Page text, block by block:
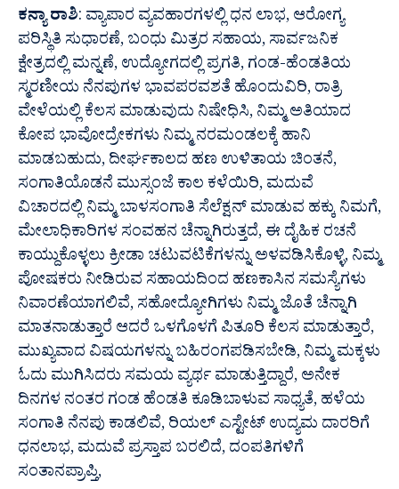
ಕನ್ಯಾ ರಾಶಿ: ವ್ಯಾಪಾರ ವ್ಯವಹಾರಗಳಲ್ಲಿ ಧನ ಲಾಭ, ಆರೋಗ್ಯ
ಪರಿಸ್ಥಿತಿ ಸುಧಾರಣೆ, ಬಂಧು ಮಿತ್ರರ ಸಹಾಯ, ಸಾರ್ವಜನಿಕ
ಕ್ಷೇತ್ರದಲ್ಲಿ ಮನ್ನಣೆ, ಉದ್ಯೋಗದಲ್ಲಿ ಪ್ರಗತಿ, ಗಂಡ-ಹೆಂಡತಿಯ
ಸ್ಮರಣೀಯ ನೆನಪುಗಳ ಭಾವಪರವಶತೆ ಹೊಂದುವಿರಿ, ರಾತ್ರಿ
ವೇಳೆಯಲ್ಲಿ ಕೆಲಸ ಮಾಡುವುದು ನಿಷೇಧಿಸಿ, ನಿಮ್ಮ ಅತಿಯಾದ
ಕೋಪ ಭಾವೋದ್ರೇಕಗಳು ನಿಮ್ಮ ನರಮಂಡಲಕ್ಕೆ ಹಾನಿ
ಮಾಡಬಹುದು, ದೀರ್ಘಕಾಲದ ಹಣ ಉಳಿತಾಯ ಚಿಂತನೆ,
ಸಂಗಾತಿಯೊಡನೆ ಮುಸ್ಸಂಜೆ ಕಾಲ ಕಳೆಯಿರಿ, ಮದುವೆ
ವಿಚಾರದಲ್ಲಿ ನಿಮ್ಮ ಬಾಳಸಂಗಾತಿ ಸೆಲೆಕ್ಷನ್ ಮಾಡುವ ಹಕ್ಕು ನಿಮಗೆ,
ಮೇಲಾಧಿಕಾರಿಗಳ ಸಂವಹನ ಚೆನ್ನಾಗಿರುತ್ತದೆ, ಈ ದೈಹಿಕ ರಚನೆ
ಕಾಯ್ದುಕೊಳ್ಳಲು ಕ್ರೀಡಾ ಚಟುವಟಿಕೆಗಳನ್ನು ಅಳವಡಿಸಿಕೊಳ್ಳಿ, ನಿಮ್ಮ
ಪೋಷಕರು ನೀಡಿರುವ ಸಹಾಯದಿಂದ ಹಣಕಾಸಿನ ಸಮಸ್ಯೆಗಳು
ನಿವಾರಣೆಯಾಗಲಿವೆ, ಸಹೋದ್ಯೋಗಿಗಳು ನಿಮ್ಮ ಜೊತೆ ಚೆನ್ನಾಗಿ
ಮಾತನಾಡುತ್ತಾರೆ ಆದರೆ ಒಳಗೊಳಗೆ ಪಿತೂರಿ ಕೆಲಸ ಮಾಡುತ್ತಾರೆ,
ಮುಖ್ಯವಾದ ವಿಷಯಗಳನ್ನು ಬಹಿರಂಗಪಡಿಸಬೇಡಿ, ನಿಮ್ಮ ಮಕ್ಕಳು
ಓದು ಮುಗಿಸಿದರು ಸಮಯ ವ್ಯರ್ಥ ಮಾಡುತ್ತಿದ್ದಾರೆ, ಅನೇಕ
ದಿನಗಳ ನಂತರ ಗಂಡ ಹೆಂಡತಿ ಕೂಡಿಬಾಳುವ ಸಾಧ್ಯತೆ, ಹಳೆಯ
ಸಂಗಾತಿ ನೆನಪು ಕಾಡಲಿವೆ, ರಿಯಲ್ ಎಸ್ಟೇಟ್ ಉದ್ಯಮ ದಾರರಿಗೆ
ಧನಲಾಭ, ಮದುವೆ ಪ್ರಸ್ತಾಪ ಬರಲಿದೆ, ದಂಪತಿಗಳಿಗೆ
ಸಂತಾನಪ್ರಾಪ್ತಿ,